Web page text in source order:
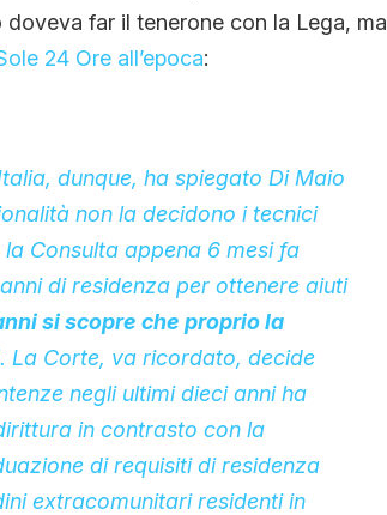
far il tenerone con la Lega, ma
24 Ore all’epoca:
dunque, ha spiegato Di Maio
non la decidono i tecnici
Consulta appena 6 mesi fa
di residenza per ottenere aiuti
si scopre che proprio la
. La Corte, va ricordato, decide
negli ultimi dieci anni ha
in contrasto con la
di requisiti di residenza
extracomunitari residenti in